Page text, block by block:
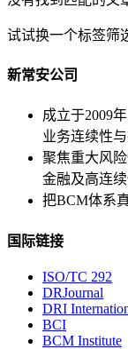
试试换一个标签筛
新常安公司
成立于2009
业务连续性
聚焦重大风
金融及高连
把BCM体系
国际链接
ISO/TC 292
DRJournal
DRI
BCI
BCM Institute